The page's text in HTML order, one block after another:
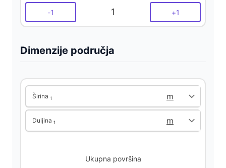
-1 1 +1
Dimenzije područja
Širina 1
Duljina 1
Ukupna površina